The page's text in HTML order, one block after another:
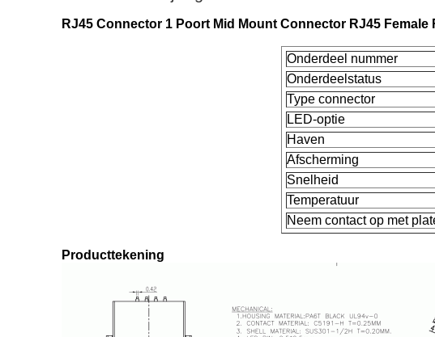
RJ45 Connector 1 Poort Mid Mount Connector RJ45 Female
Onderdeel nummer
Onderdeelstatus
Type connector
LED-optie
Haven
Afscherming
Snelheid
Temperatuur
Neem contact op met
Producttekening